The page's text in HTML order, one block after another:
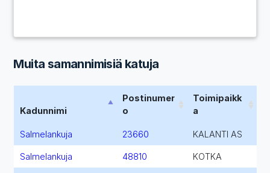
Muita samannimisiä katuja
Kadunnimi
Postinumer
o
Toimipaikk
a
Salmelankuja 23660 KALANTI AS
Salmelankuja 48810 KOTKA